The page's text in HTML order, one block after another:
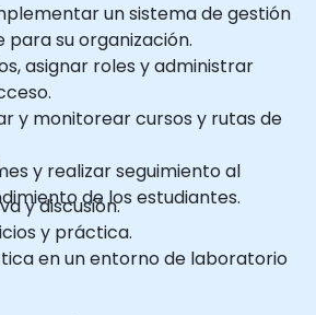
un sistema de gestión
para su organización.
asignar roles y administrar
y monitorear cursos y rutas de
y realizar seguimiento al
de los estudiantes.
y discusión.
y práctica.
en un entorno de laboratorio